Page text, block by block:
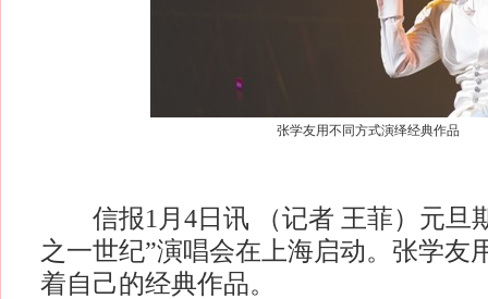
张学友用不同方式演绎经典作品
信报1月4日讯 （记者 王菲）元旦
之一世纪”演唱会在上海启动。张学友
着自己的经典作品。